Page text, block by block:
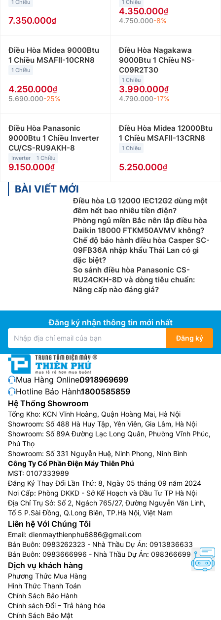
Điều hòa LG 9000Btu
Điều hòa LG 9000btu phù hợp
với những không gian nhỏ dưới 15m2 như phòng ngủ,
triệu đồng/máy.
Điều hòa LG 12000Btu
Điều hòa LG 12000btu thường
được lắp đặt cho những không gian có diện tích từ 15
đến dưới 20m2 như phòng khách, phòng làm việc…
Điều hòa LG 18000Btu:Điều hòa LG 18000btu phù
hợp với những không gian có diện tích từ 20 đến dưới
30m2 như phòng làm việc, cửa hàng hay phòng họp…
Giá bán điều hòa LG 18000btu giao động từ 10 triệu
đến 17 triệu đồng.
Mẫu điều hòa LG 24000Btu: Điều hòa LG 24000btu
phù hợp với những không gian có diện tích từ 30 đến
40m2 như nhà hàng, siêu thị nhỏ hay phòng họp… Giá
bán điều hòa LG 24000btu giao động từ 16 triệu đến
Ngoài ra, các bạn có thể lựa chọn điều hòa LG
theo loại điều hòa như:
chỉ có tính năng làm lạnh, phù hợp sử dụng ở những
nơi không có mùa đông lạnh hoặc những gia đình
không có nhu cầu sưởi ấm trong mùa đông.
Điều hòa LG 2 chiều:Loại máy điều hòa LG 2 chiều
vừa có khả năng làm lạnh trong mùa hè, vừa có thể
làm ấm trong mùa đông. Giá thành cao hơn điều hòa
LG 1 chiều, phù hợp với những nơi có cả mùa đông và
mùa hè.
Điều hòa LG inverter:Đây là dòng điều hòa tiết kiệm
điện do sử dụng máy nén được trang bị công nghệ
inverter giúp duy trì nhiệt độ ổn định mà không phải
bật/tắt máy liên tục. Các model điều hòa LG inverter
còn được bảo hành chính hãng lên tới 10 năm cho máy
nén.
Ưu điểm của Điều Hòa LG 22000btu-24000btu,
2 chiều
Tiết kiệm năng lượng:LG nổi tiếng với công nghệ
inverter giúp giảm lượng điện tiêu thụ.
Công nghệ làm lạnh nhanh: Các mẫu máy thường có
khả năng làm lạnh nhanh chóng, tạo cảm giác thoải
mái ngay tức thì.
Độ bền cao: Điều hòa LG giá rẻ
chất lượng vật liệu và độ bền theo thời gian.
1 Chiều
7.350.000
1 Chiều
4.350.000
4.750.000-8%
Điều Hòa Midea 9000Btu
1 Chiều MSAFII-10CRN8
1 Chiều
4.250.000
5.690.000-25%
Điều Hòa Nagakawa
9000Btu 1 Chiều NS-
C09R2T30
1 Chiều
3.990.000
4.790.000-17%
Điều Hòa Panasonic
9000Btu 1 Chiều Inverter
CU/CS-RU9AKH-8
Inverter 1 Chiều
9.150.000
Điều Hòa Midea 12000Btu
1 Chiều MSAFII-13CRN8
1 Chiều
5.250.000
BÀI VIẾT MỚI
Điều hòa LG 12000 IEC12G2 dùng một
đêm hết bao nhiêu tiền điện?
Phòng ngủ miền Bắc nên lắp điều hòa
Daikin 18000 FTKM50AVMV không?
Chế độ bảo hành điều hòa Casper SC-
09FB36A nhập khẩu Thái Lan có gì
đặc biệt?
So sánh điều hòa Panasonic CS-
RU24CKH-8D và dòng tiêu chuẩn:
Nâng cấp nào đáng giá?
Đăng ký nhận thông tin mới nhất
Đăng ký
Mua Hàng Online:0918969699
Hotline Bảo Hành:1800585859
Hệ Thống Showroom
Tổng Kho: KCN Vĩnh Hoàng, Quận Hoàng Mai, Hà Nội
Showroom: Số 488 Hà Huy Tập, Yên Viên, Gia Lâm, Hà Nội
Showroom: Số 89A Đường Lạc Long Quân, Phường Vĩnh Phúc,
Phú Thọ
Showroom: Số 331 Nguyễn Huệ, Ninh Phong, Ninh Bình
Công Ty Cổ Phần Điện Máy Thiên Phú
MST: 0107333989
Đăng Ký Thay Đổi Lần Thứ: 8, Ngày 05 tháng 09 năm 2024
Nơi Cấp: Phòng DKKD - Sở Kế Hoạch và Đầu Tư TP Hà Nội
Địa Chỉ Trụ Sở: Số 2, Ngách 765/27, Đường Nguyễn Văn Linh,
Tổ 5 P.Sài Đồng, Q.Long Biên, TP.Hà Nội, Việt Nam
Liên hệ Với Chúng Tôi
Email: dienmaythienphu6886@gmail.com
Bán Buôn: 0983262323 - Nhà Thầu Dự Án: 0913836633
Bán Buôn: 0983666996 - Nhà Thầu Dự Án: 0983666996
Dịch vụ khách hàng
Phương Thức Mua Hàng
Hình Thức Thanh Toán
Chính Sách Bảo Hành
Chính sách Đổi – Trả hàng hóa
Chính Sách Bảo Mật